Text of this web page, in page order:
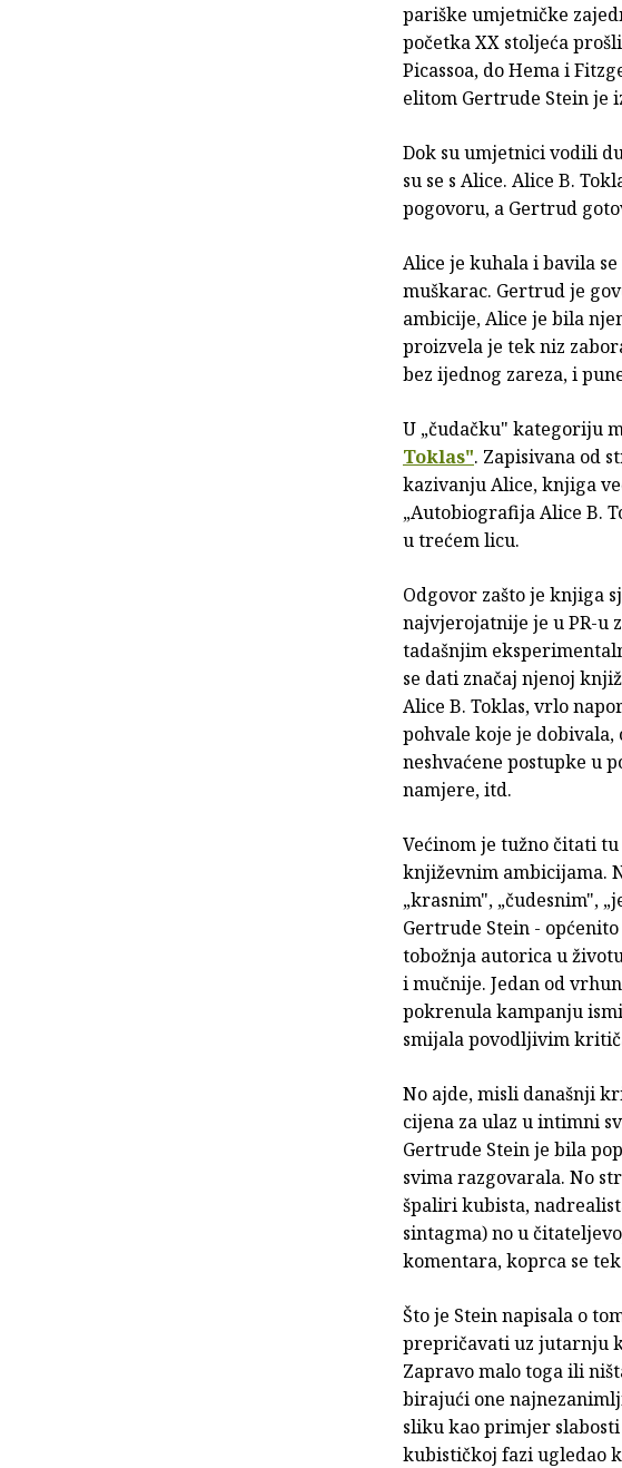
pariške umjetničke
početka XX stoljeća
Picassoa, do Hema i
elitom Gertrude Stein je
Dok su umjetnici vodili
su se s Alice. Alice B.
pogovoru, a Gertrud
Alice je kuhala i bavila
muškarac. Gertrud je
ambicije, Alice je bila
proizvela je tek niz
bez ijednog zareza, i
U „čudačku" kategoriju
Toklas". Zapisivana od
kazivanju Alice, knjiga
„Autobiografija Alice B.
u trećem licu.
Odgovor zašto je knjiga
najvjerojatnije je u PR-u
tadašnjim
se dati značaj njenoj
Alice B. Toklas, vrlo
pohvale koje je dobivala,
neshvaćene postupke u
namjere, itd.
Većinom je tužno čitati
književnim ambicijama.
„krasnim", „čudesnim",
Gertrude Stein -
tobožnja autorica u
i mučnije. Jedan od
pokrenula kampanju
smijala povodljivim
No ajde, misli današnji
cijena za ulaz u intimni
Gertrude Stein je bila
svima razgovarala. No
špaliri kubista,
sintagma) no u
komentara, koprca se
Što je Stein napisala o
prepričavati uz jutarnju
Zapravo malo toga ili
birajući one
sliku kao primjer
kubističkoj fazi ugledao